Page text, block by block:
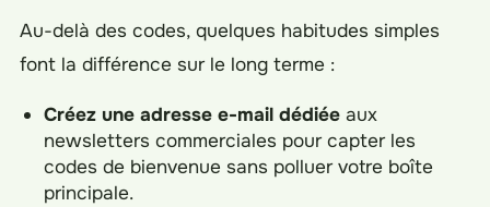
Au-delà des codes, quelques habitudes simples
font la différence sur le long terme :
Créez une adresse e-mail dédiée aux
newsletters commerciales pour capter les
codes de bienvenue sans polluer votre boîte
principale.